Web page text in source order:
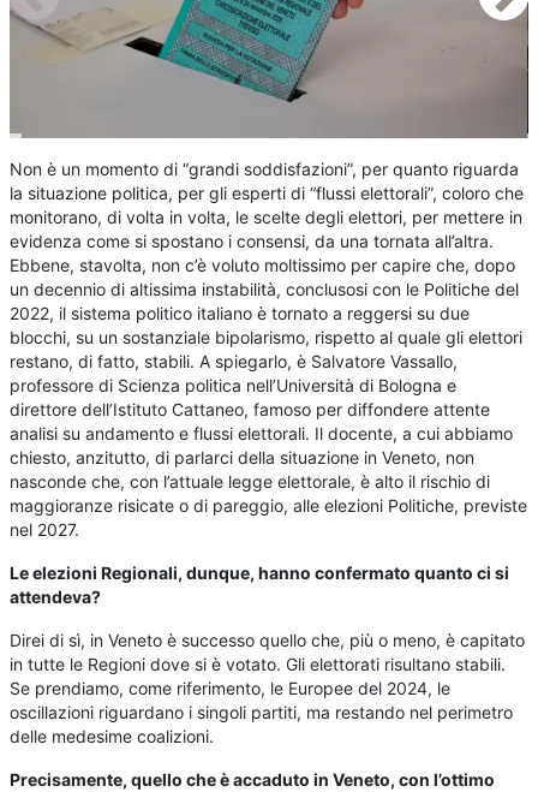
Non è un momento di “grandi soddisfazioni”, per quanto riguarda
la situazione politica, per gli esperti di “flussi elettorali”, coloro che
monitorano, di volta in volta, le scelte degli elettori, per mettere in
evidenza come si spostano i consensi, da una tornata all’altra.
Ebbene, stavolta, non c’è voluto moltissimo per capire che, dopo
un decennio di altissima instabilità, conclusosi con le Politiche del
2022, il sistema politico italiano è tornato a reggersi su due
blocchi, su un sostanziale bipolarismo, rispetto al quale gli elettori
restano, di fatto, stabili. A spiegarlo, è Salvatore Vassallo,
professore di Scienza politica nell’Università di Bologna e
direttore dell’Istituto Cattaneo, famoso per diffondere attente
analisi su andamento e flussi elettorali. Il docente, a cui abbiamo
chiesto, anzitutto, di parlarci della situazione in Veneto, non
nasconde che, con l’attuale legge elettorale, è alto il rischio di
maggioranze risicate o di pareggio, alle elezioni Politiche, previste
nel 2027.
Le elezioni Regionali, dunque, hanno confermato quanto ci si
attendeva?
Direi di sì, in Veneto è successo quello che, più o meno, è capitato
in tutte le Regioni dove si è votato. Gli elettorati risultano stabili.
Se prendiamo, come riferimento, le Europee del 2024, le
oscillazioni riguardano i singoli partiti, ma restando nel perimetro
delle medesime coalizioni.
Precisamente, quello che è accaduto in Veneto, con l’ottimo